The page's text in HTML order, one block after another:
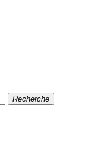
Recherche